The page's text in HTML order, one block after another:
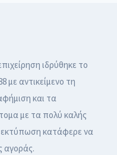
ιδρύθηκε το
με αντικείμενο τη
και τα
με τα πολύ καλής
εκτύπωση κατάφερε να
αγοράς.